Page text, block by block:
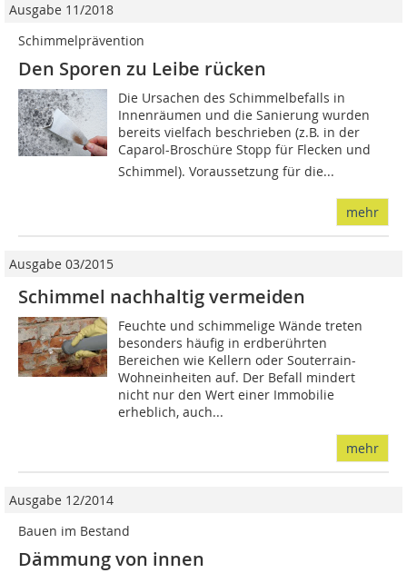
Ausgabe 11/2018
Schimmelprävention
Den Sporen zu Leibe rücken
Die Ursachen des Schimmelbefalls in
Innenräumen und die Sanierung wurden
bereits vielfach beschrieben (z.B. in der
Caparol-Broschüre Stopp für Flecken und
Schimmel). Voraussetzung für die...
mehr
Ausgabe 03/2015
Schimmel nachhaltig vermeiden
Feuchte und schimmelige Wände treten
besonders häufig in erdberührten
Bereichen wie Kellern oder Souterrain-
Wohneinheiten auf. Der Befall mindert
nicht nur den Wert einer Immobilie
erheblich, auch...
mehr
Ausgabe 12/2014
Bauen im Bestand
Dämmung von innen